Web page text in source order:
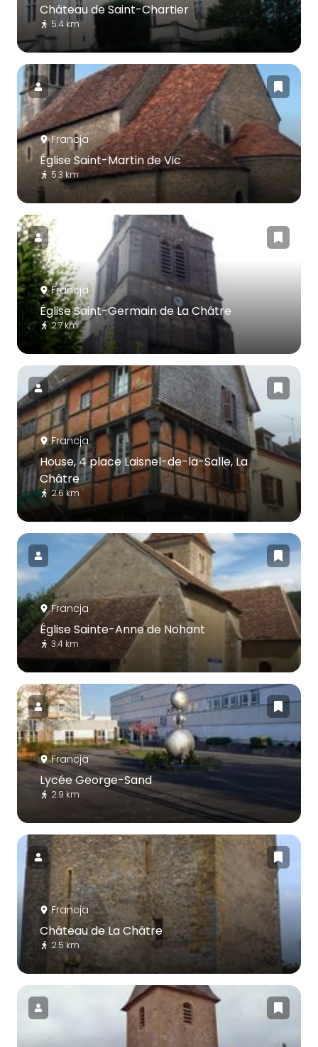
Château de Saint-Chartier
5.4 km
Francja
Église Saint-Martin de Vic
5.3 km
Francja
Église Saint-Germain de La Châtre
2.7 km
Francja
House, 4 place Laisnel-de-la-Salle, La
Châtre
2.6 km
Francja
Église Sainte-Anne de Nohant
3.4 km
Francja
Lycée George-Sand
2.9 km
Francja
Château de La Châtre
2.5 km